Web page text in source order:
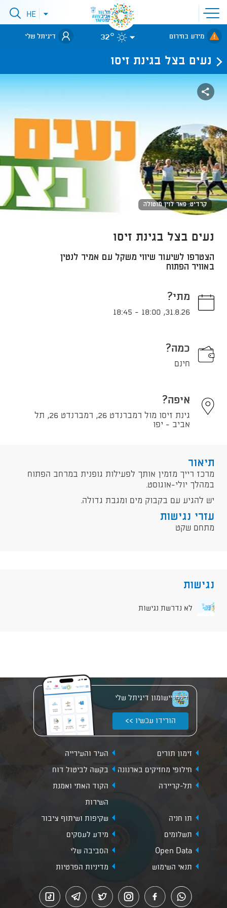
פתיחת
תפריט
אתר
לאתר עיריית
תל-אביב
פתיחתHE
מידע בחירום 32° דיגיתל שלי
נעים בצל בגינת זיסו
קרדיט: פאר לוין מוטולה
נעים בצל בגינת זיסו
הצטרפו לשיעור שיווי משקל עם אמיר לנטין
באוויר הפתוח
מתי?
31.8.26
,
18:00
-
18:45
כמה?
חינם
איפה?
גינת זיסו מול רמברנדט 26, רמברנדט 26, תל
אביב - יפו
תיאור
מרכז רייך מזמין אותך לפעילות גופנית במרחב הפתוח
במהלך יולי-אוגוסט.
יש להגיע עם בקבוק מים ומגבת גדולה.
עזרי נגישות
מתחם שקט
נגישות
לא נדרשת נגישות
יישומון דיגיתל שלי
הורידו עכשיו >>
זימון תורים
העיר והעירייה
חילופי מחזיקים בארנונה
בקשה לביטול דוח
תל-קריירה
הקוד האתי ואמנת
השירות
תו חניה
שקיפות ושיתוף ציבור
תשלומים
מידע לעסקים
Open Data
הסביבה שלי
תנאי השימוש
מדיניות הפרטיות